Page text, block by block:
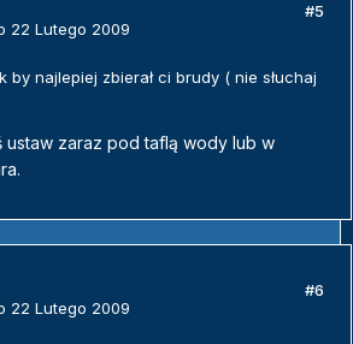
22 Lutego 2009
#5
by najlepiej zbierał ci brudy ( nie słuchaj
ustaw zaraz pod taflą wody lub w
22 Lutego 2009
#6